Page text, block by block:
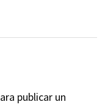
publicar un